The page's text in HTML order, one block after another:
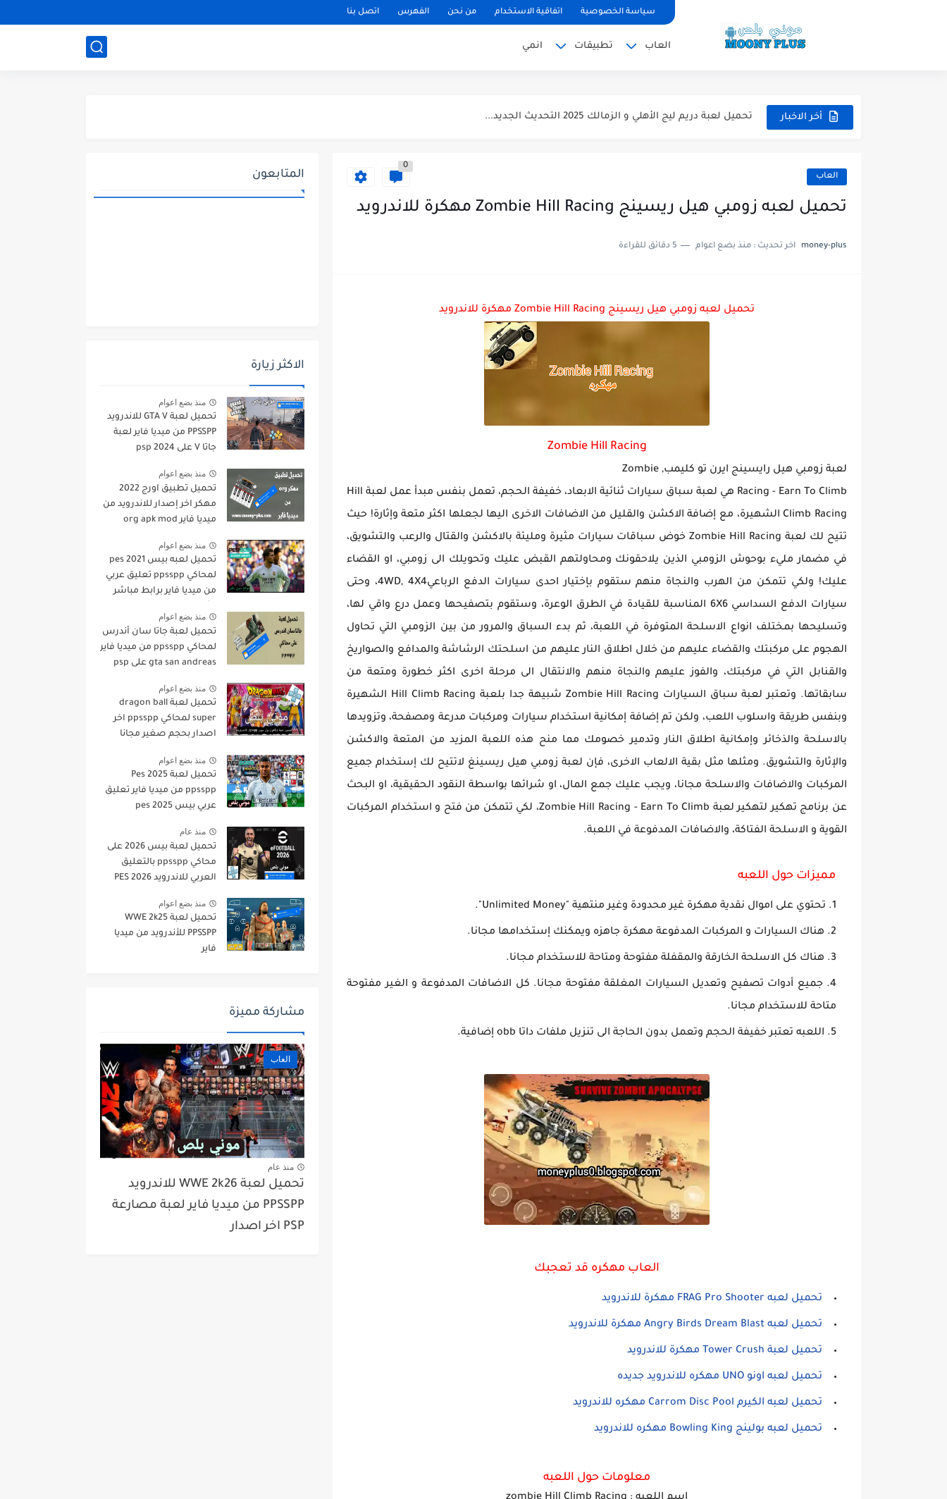
سياسة الخصوصية اتفاقية الاستخدام من نحن الفهرس اتصل بنا
العاب تطبيقات انمي
أخر الاخبار
تحميل لعبة بيس 12 مود بيس 2025 للاندرويد آخر الانتقالات...
تحميل لعبة دريم ليج الأهلي و الزمالك 2025 التحديث الجديد...
تحميل لعبة جاتا فايس سيتي مهكرة لعبة GTA Vice City...
العاب
0
تحميل لعبه زومبي هيل ريسينج Zombie Hill Racing مهكرة للاندرويد
money-plus اخر تحديث : منذ بضع اعوام 5 دقائق للقراءة
تحميل لعبه زومبي هيل ريسينج Zombie Hill Racing مهكرة للاندرويد
Zombie Hill Racing
لعبة زومبي هيل رايسينج ايرن تو كليمب, Zombie
Racing - Earn To Climb هي لعبة سباق سيارات ثنائية الابعاد، خفيفة الحجم، تعمل بنفس مبدأ عمل لعبة Hill
Climb Racing الشهيرة، مع إضافة الاكشن والقليل من الاضافات الاخرى اليها لجعلها اكثر متعة وإثارة! حيث
تتيح لك لعبة Zombie Hill Racing خوض سباقات سيارات مثيرة ومليئة بالاكشن والقتال والرعب والتشويق،
في مضمار مليء بوحوش الزومبي الذين يلاحقونك ومحاولتهم القبض عليك وتحويلك الى زومبي، او القضاء
عليك! ولكي تتمكن من الهرب والنجاة منهم ستقوم بإختيار احدى سيارات الدفع الرباعي4WD, 4X4، وحتى
سيارات الدفع السداسي 6X6 المناسبة للقيادة في الطرق الوعرة، وستقوم بتصفيحها وعمل درع واقي لها،
وتسليحها بمختلف انواع الاسلحة المتوفرة في اللعبة، ثم بدء السباق والمرور من بين الزومبي التي تحاول
الهجوم على مركبتك والقضاء عليهم من خلال اطلاق النار عليهم من اسلحتك الرشاشة والمدافع والصواريخ
والقنابل التي في مركبتك، والفوز عليهم والنجاة منهم والانتقال الى مرحلة اخرى اكثر خطورة ومتعة من
سابقاتها. وتعتبر لعبة سباق السيارات Zombie Hill Racing شبيهة جدا بلعبة Hill Climb Racing الشهيرة
وبنفس طريقة واسلوب اللعب، ولكن تم إضافة إمكانية استخدام سيارات ومركبات مدرعة ومصفحة، وتزويدها
بالاسلحة والذخائر وإمكانية اطلاق النار وتدمير خصومك مما منح هذه اللعبة المزيد من المتعة والاكشن
والإثارة والتشويق. ومثلها مثل بقية الالعاب الاخرى، فإن لعبة زومبي هيل ريسينغ لاتتيح لك إستخدام جميع
المركبات والاضافات والاسلحة مجانا، ويجب عليك جمع المال، او شرائها بواسطة النقود الحقيقية، او البحث
عن برنامج تهكير لتهكير لعبة Zombie Hill Racing - Earn To Climb، لكي تتمكن من فتح و استخدام المركبات
القوية و الاسلحة الفتاكة، والاضافات المدفوعة في اللعبة.
مميزات حول اللعبه
تحتوي على اموال نقدية مهكرة غير محدودة وغير منتهية "Unlimited Money".
هناك السيارات و المركبات المدفوعة مهكرة جاهزه ويمكنك إستخدامها مجانا.
هناك كل الاسلحة الخارقة والمقفلة مفتوحة ومتاحة للاستخدام مجانا.
جميع أدوات تصفيح وتعديل السيارات المغلقة مفتوحة مجانا. كل الاضافات المدفوعة و الغير مفتوحة
متاحة للاستخدام مجانا.
اللعبه تعتبر خفيفة الحجم وتعمل بدون الحاجة الى تنزيل ملفات داتا obb إضافية.
العاب مهكره قد تعجبك
تحميل لعبه FRAG Pro Shooter مهكرة للاندرويد
تحميل لعبه Angry Birds Dream Blast مهكرة للاندرويد
تحميل لعبة Tower Crush مهكرة للاندرويد
تحميل لعبه اونو UNO مهكره للاندرويد جديده
تحميل لعبه الكيرم Carrom Disc Pool مهكره للاندرويد
تحميل لعبه بولينج Bowling King مهكره للاندرويد
معلومات حول اللعبه
المتابعون
الاكثر زيارة
منذ بضع اعوام
تحميل لعبة GTA V للاندرويد
PPSSPP من ميديا فاير لعبة
جاتا V على psp 2024
منذ بضع اعوام
تحميل تطبيق اورج 2022
مهكر اخر إصدار للاندرويد من
ميديا فاير org apk mod
منذ بضع اعوام
تحميل لعبه بيس pes 2021
لمحاكي ppsspp تعليق عربي
من ميديا فاير برابط مباشر
ppsspp
منذ بضع اعوام
تحميل لعبة جاتا سان أندرس
لمحاكي ppsspp من ميديا فاير
gta san andreas على psp
منذ بضع اعوام
تحميل لعبة dragon ball
super لمحاكي ppsspp اخر
اصدار بحجم صغير مجانا
psp من ميديا فاير
منذ بضع اعوام
تحميل لعبة Pes 2025
ppsspp من ميديا فاير تعليق
عربي بيس pes 2025
منذ عام
تحميل لعبة بيس 2026 على
محاكي ppsspp بالتعليق
العربي للاندرويد PES 2026
صغير من ميديا فاير
منذ بضع اعوام
تحميل لعبة WWE 2k25
PPSSPP للأندرويد من ميديا
فاير
مشاركة مميزة
العاب
منذ عام
تحميل لعبة WWE 2k26 للاندرويد
PPSSPP من ميديا فاير لعبة مصارعة
PSP اخر اصدار